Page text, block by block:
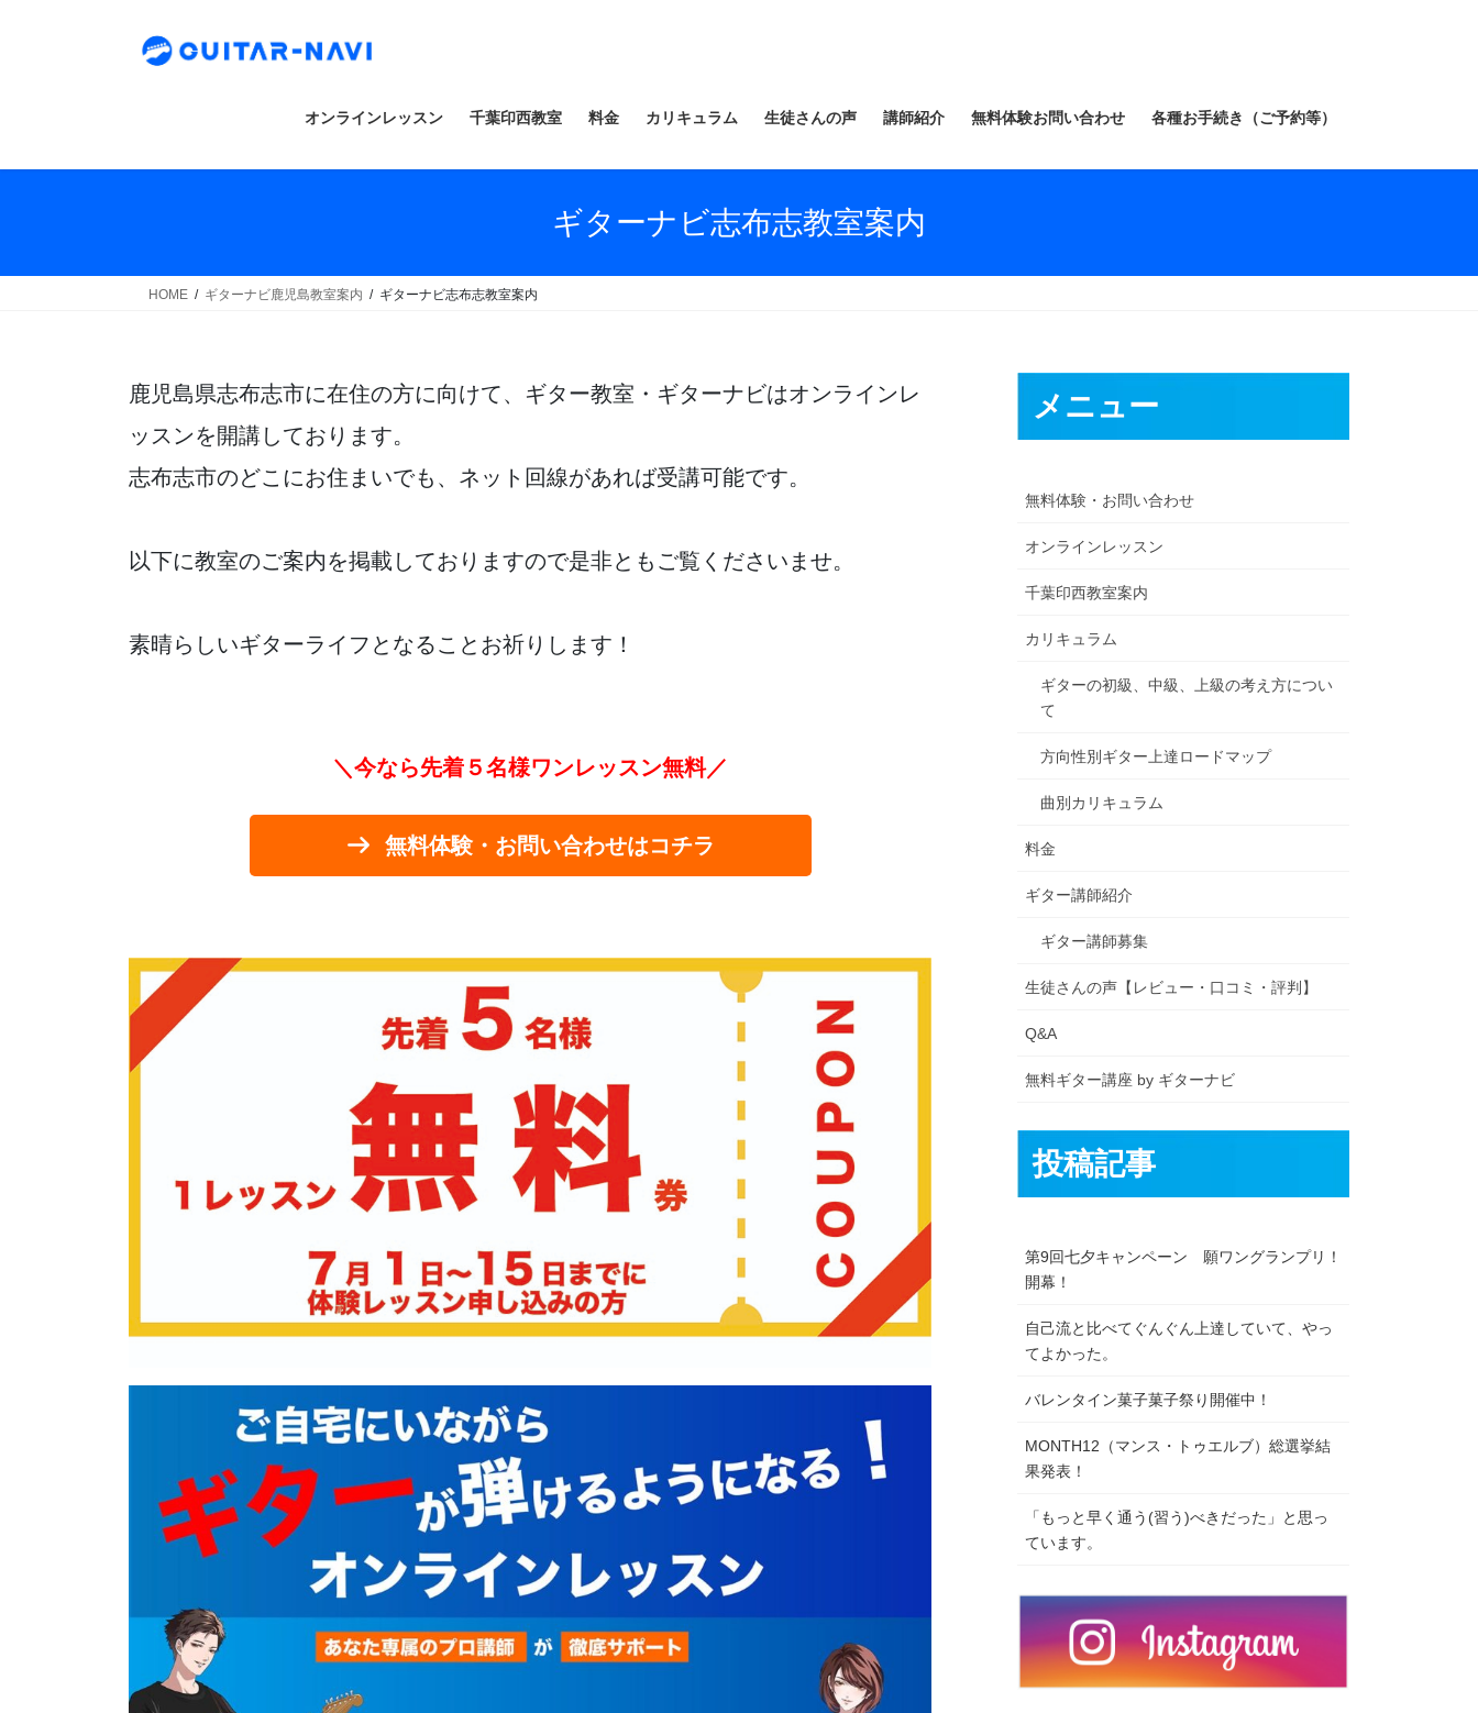
オンラインレッスン 千葉印西教室 料金 カリキュラム 生徒さんの声 講師紹介 無料体験お問い合わせ 各種お手続き（ご予約等）
ギターナビ志布志教室案内
HOME ギターナビ鹿児島教室案内 ギターナビ志布志教室案内
鹿児島県志布志市に在住の方に向けて、ギター教室・ギターナビはオンラインレ
ッスンを開講しております。
志布志市のどこにお住まいでも、ネット回線があれば受講可能です。
以下に教室のご案内を掲載しておりますので是非ともご覧くださいませ。
素晴らしいギターライフとなることお祈りします！
＼今なら先着５名様ワンレッスン無料／
無料体験・お問い合わせはコチラ
メニュー
無料体験・お問い合わせ
オンラインレッスン
千葉印西教室案内
カリキュラム
ギターの初級、中級、上級の考え方につい
て
方向性別ギター上達ロードマップ
曲別カリキュラム
料金
ギター講師紹介
ギター講師募集
生徒さんの声【レビュー・口コミ・評判】
Q&A
無料ギター講座 by ギターナビ
投稿記事
第9回七夕キャンペーン 願ワングランプリ！
開幕！
自己流と比べてぐんぐん上達していて、やっ
てよかった。
バレンタイン菓子菓子祭り開催中！
MONTH12（マンス・トゥエルブ）総選挙結
果発表！
「もっと早く通う(習う)べきだった」と思っ
ています。